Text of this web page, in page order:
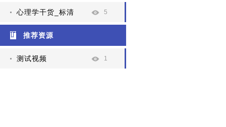
心理学干货_标清 5
推荐资源
测试视频 1